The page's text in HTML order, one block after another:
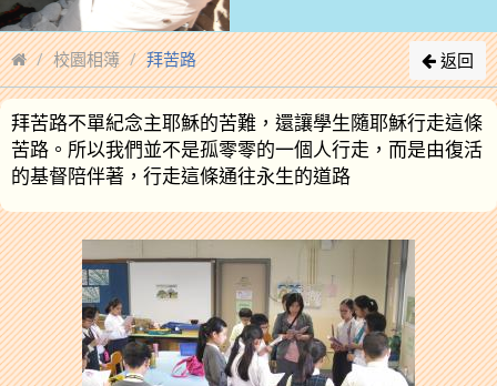
校園相簿 拜苦路 返回
拜苦路不單紀念主耶穌的苦難，還讓學生隨耶穌行走這條
苦路。所以我們並不是孤零零的一個人行走，而是由復活
的基督陪伴著，行走這條通往永生的道路